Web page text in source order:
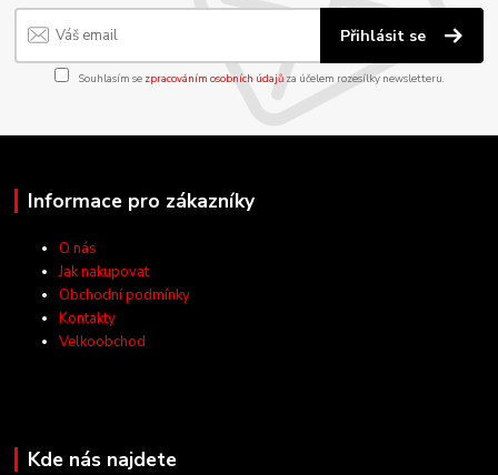
Přihlásit se
Souhlasím se zpracováním osobních údajůza účelem rozesílky newsletteru.
Informace pro zákazníky
O nás
Jak nakupovat
Obchodní podmínky
Kontakty
Velkoobchod
Kde nás najdete